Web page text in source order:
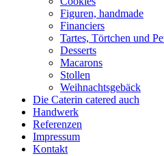
Figuren, handmade
Financiers
Tartes, Törtchen und
Desserts
Macarons
Stollen
Weihnachtsgebäck
Die Caterin catered auch
Handwerk
Referenzen
Impressum
Kontakt